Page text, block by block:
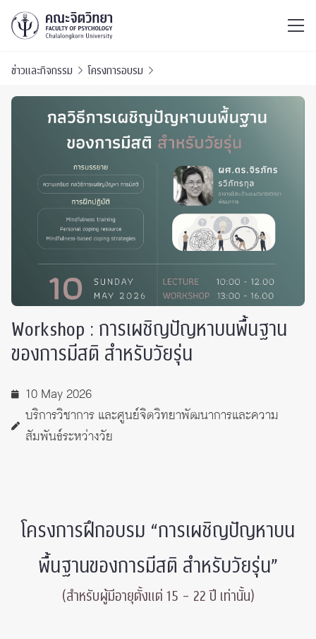
ข่าวและกิจกรรม โครงการอบรม
Workshop : การเผชิญปัญหาบนพื้นฐาน
ของการมีสติ สำหรับวัยรุ่น
10 May 2026
บริการวิชาการ และศูนย์จิตวิทยาพัฒนาการและความ
สัมพันธ์ระหว่างวัย
โครงการฝึกอบรม “การเผชิญปัญหาบน
พื้นฐานของการมีสติ สำหรับวัยรุ่น”
(สำหรับผู้มีอายุตั้งแต่ 15 – 22 ปี เท่านั้น)